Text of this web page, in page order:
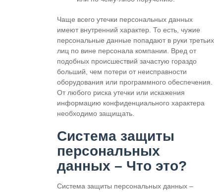
Чаще всего утечки персональных данных
имеют внутренний характер. То есть, чужие
персональные данные попадают в руки третьих
лиц по вине персонала компании. Вред от
подобных происшествий зачастую гораздо
больший, чем потери от неисправности
оборудования или программного обеспечения.
От любого риска утечки или искажения
информацию конфиденциального характера
необходимо защищать.
Система защиты
персональных
данных – Что это?
Система защиты персональных данных –